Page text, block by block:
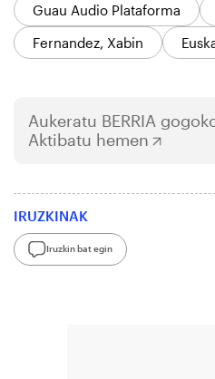
Guau Audio Plataforma
Fernandez, Xabin
Aukeratu BERRIA
Aktibatu hemen
IRUZKINAK
Iruzkin bat egin